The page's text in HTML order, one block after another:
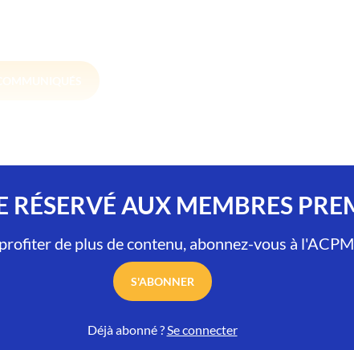
RÉSERVÉ AUX MEMBRES
de plus de contenu, abonnez-vous à
S'ABONNER
Déjà abonné ?Se connecter